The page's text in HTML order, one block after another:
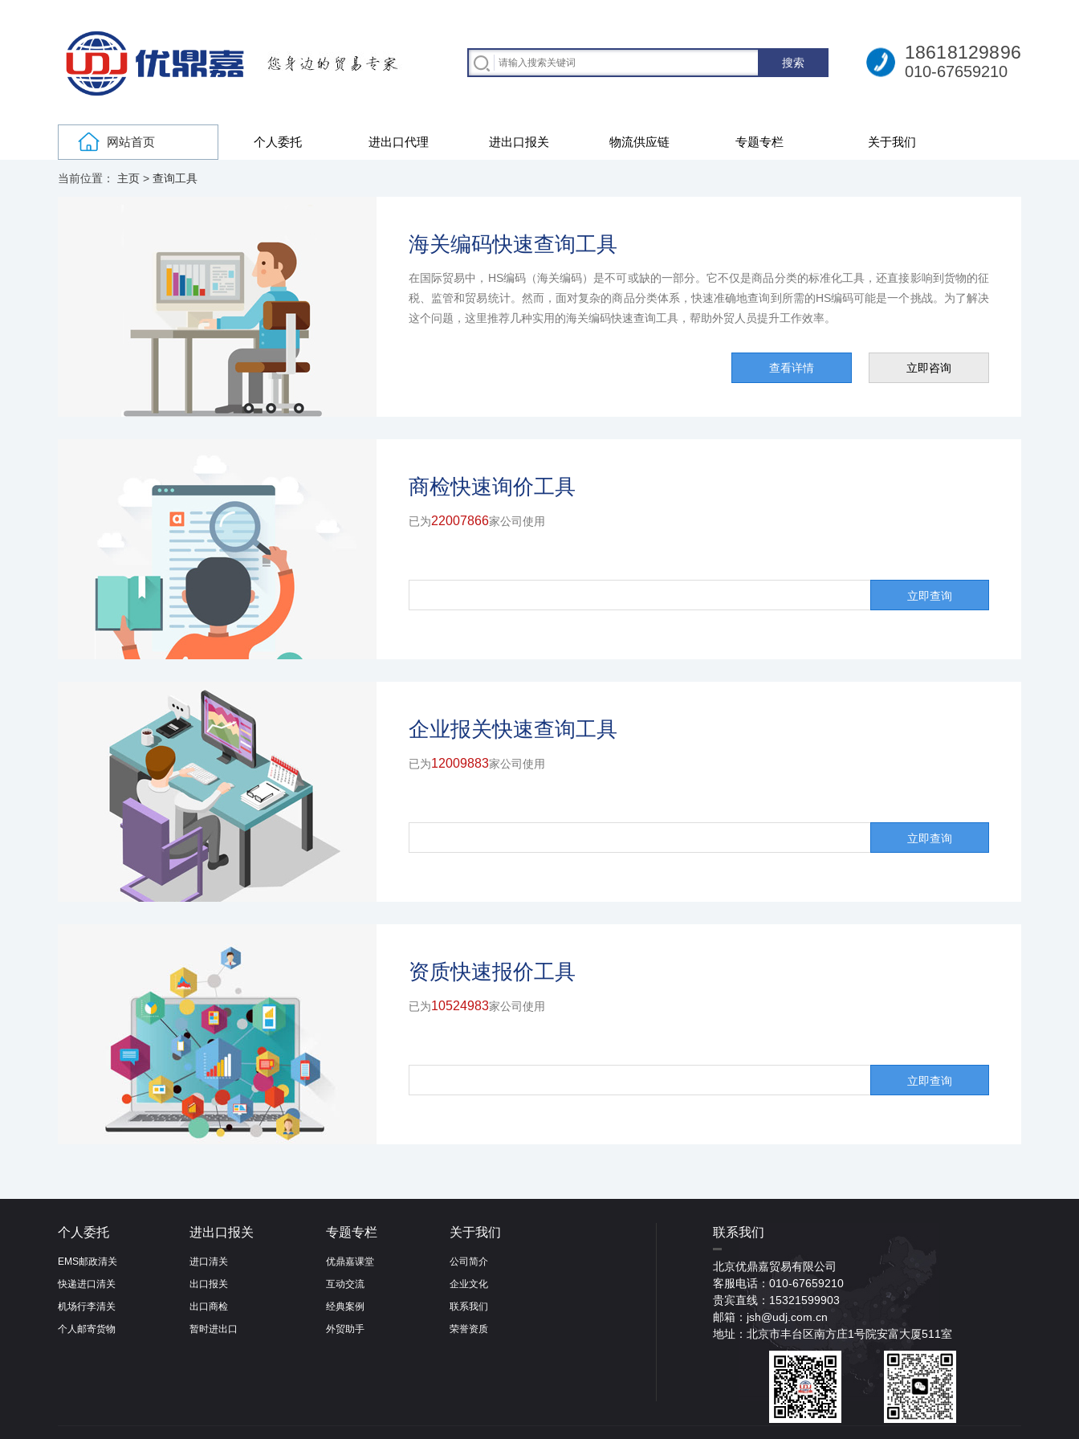
18618129896
010-67659210
网站首页 个人委托 进出口代理 进出口报关 物流供应链 专题专栏 关于我们
当前位置： 主页 > 查询工具
海关编码快速查询工具
在国际贸易中，HS编码（海关编码）是不可或缺的一部分。它不仅是商品分类的标准化工具，还直接影响到货物的征
税、监管和贸易统计。然而，面对复杂的商品分类体系，快速准确地查询到所需的HS编码可能是一个挑战。为了解决
这个问题，这里推荐几种实用的海关编码快速查询工具，帮助外贸人员提升工作效率。
查看详情 立即咨询
商检快速询价工具
已为22007866家公司使用
企业报关快速查询工具
已为12009883家公司使用
资质快速报价工具
已为10524983家公司使用
个人委托
EMS邮政清关
快递进口清关
机场行李清关
个人邮寄货物
进出口报关
进口清关
出口报关
出口商检
暂时进出口
专题专栏
优鼎嘉课堂
互动交流
经典案例
外贸助手
关于我们
公司简介
企业文化
联系我们
荣誉资质
联系我们
北京优鼎嘉贸易有限公司
客服电话：010-67659210
贵宾直线：15321599903
邮箱：jsh@udj.com.cn
地址：北京市丰台区南方庄1号院安富大厦511室